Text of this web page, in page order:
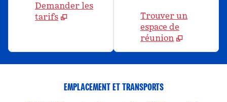
Demander les
tarifs
Trouver un
espace de
réunion
EMPLACEMENT ET TRANSPORTS